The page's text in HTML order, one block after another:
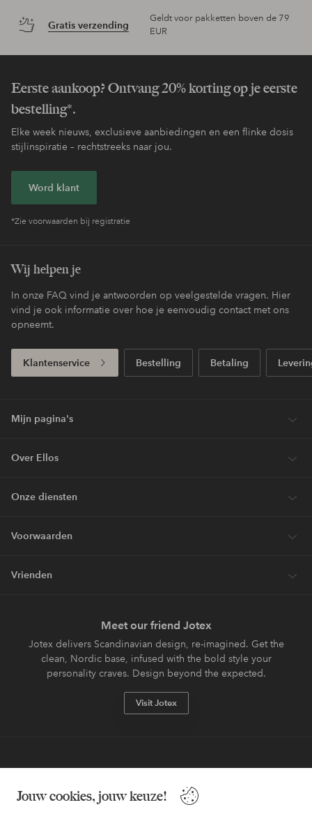
Jouw cookies, jouw keuze!
Gratis verzending
Geldt voor pakketten boven de 79
EUR
Eerste aankoop? Ontvang 20% korting op je eerste
bestelling*.
Elke week nieuws, exclusieve aanbiedingen en een flinke dosis
stijlinspiratie – rechtstreeks naar jou.
Word klant
*Zie voorwaarden bij registratie
Wij helpen je
In onze FAQ vind je antwoorden op veelgestelde vragen. Hier
vind je ook informatie over hoe je eenvoudig contact met ons
opneemt.
Klantenservice Bestelling Betaling
Mijn pagina's
Over Ellos
Onze diensten
Voorwaarden
Vrienden
Meet our friend Jotex
Jotex delivers Scandinavian design, re-imagined. Get the
clean, Nordic base, infused with the bold style your
personality craves. Design beyond the expected.
Visit Jotex
Wil je meer weten over
onze betaalopties